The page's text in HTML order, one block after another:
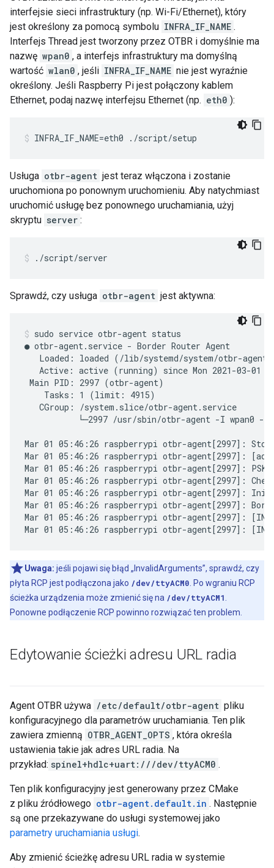
interfejsie sieci infrastruktury (np. Wi-Fi/Ethernet), który
jest określony za pomocą symbolu INFRA_IF_NAME .
Interfejs Thread jest tworzony przez OTBR i domyślnie ma
nazwę wpan0 , a interfejs infrastruktury ma domyślną
wartość wlan0 , jeśli INFRA_IF_NAME nie jest wyraźnie
określony. Jeśli Raspberry Pi jest połączony kablem
Ethernet, podaj nazwę interfejsu Ethernet (np. eth0 ):
INFRA_IF_NAME=eth0 ./script/setup
Usługa otbr-agent jest teraz włączona i zostanie
uruchomiona po ponownym uruchomieniu. Aby natychmiast
uruchomić usługę bez ponownego uruchamiania, użyj
skryptu server :
./script/server
Sprawdź, czy usługa otbr-agent jest aktywna:
sudo service otbr-agent status
● otbr-agent.service - Border Router Agent
Loaded: loaded (/lib/systemd/system/otbr-
Active: active (running) since Mon 2021-03-01
Main PID: 2997 (otbr-agent)
    Tasks: 1 (limit: 4915)
   CGroup: /system.slice/otbr-agent.service
└─2997 /usr/sbin/otbr-agent -I wpan0 -
Mar 01 05:46:26 raspberrypi otbr-agent[2997]:
Mar 01 05:46:26 raspberrypi otbr-agent[2997]:
Mar 01 05:46:26 raspberrypi otbr-agent[2997]:
Mar 01 05:46:26 raspberrypi otbr-agent[2997]:
Mar 01 05:46:26 raspberrypi otbr-agent[2997]:
Mar 01 05:46:26 raspberrypi otbr-agent[2997]:
Mar 01 05:46:26 raspberrypi otbr-agent[2997]:
Uwaga: jeśli pojawi się błąd „InvalidArguments”, sprawdź, czy
płyta RCP jest podłączona jako /dev/ttyACM0 . Po wgraniu RCP
ścieżka urządzenia może zmienić się na /dev/ttyACM1
Ponowne podłączenie RCP powinno rozwiązać ten problem.
Edytowanie ścieżki adresu URL radia
Agent OTBR używa /etc/default/otbr-agent pliku
konfiguracyjnego dla parametrów uruchamiania. Ten plik
zawiera zmienną OTBR_AGENT_OPTS , która określa
ustawienia takie jak adres URL radia. Na
przykład: spinel+hdlc+uart:///dev/ttyACM0 .
Ten plik konfiguracyjny jest generowany przez CMake
z pliku źródłowego otbr-agent.default.in . Następnie
są one przekazywane do usługi systemowej jako
parametry uruchamiania usługi.
Aby zmienić ścieżkę adresu URL radia w systemie